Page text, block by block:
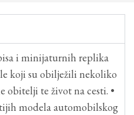
i minijaturnih replika
koji su obilježili nekoliko
obitelji te život na cesti. •
modela automobilskog